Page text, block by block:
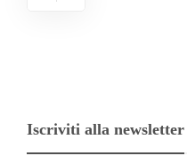
Iscriviti alla newsletter